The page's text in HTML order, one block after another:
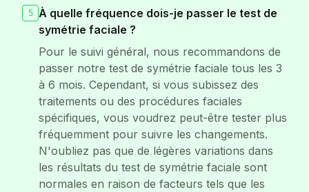
5
À quelle fréquence dois-je passer le test de
symétrie faciale ?
Pour le suivi général, nous recommandons de
passer notre test de symétrie faciale tous les 3
à 6 mois. Cependant, si vous subissez des
traitements ou des procédures faciales
spécifiques, vous voudrez peut-être tester plus
fréquemment pour suivre les changements.
N'oubliez pas que de légères variations dans
les résultats du test de symétrie faciale sont
normales en raison de facteurs tels que les